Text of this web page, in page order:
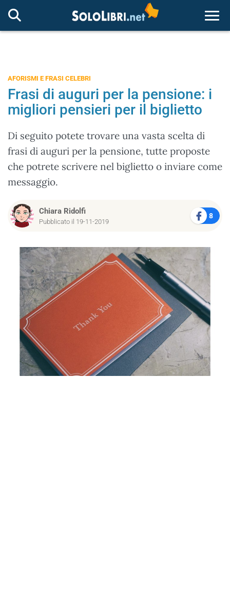
AFORISMI E FRASI CELEBRI
Frasi di auguri per la pensione: i
migliori pensieri per il biglietto
Di seguito potete trovare una vasta scelta di
frasi di auguri per la pensione, tutte proposte
che potrete scrivere nel biglietto o inviare come
messaggio.
Chiara Ridolfi
Pubblicato il 19-11-2019
8